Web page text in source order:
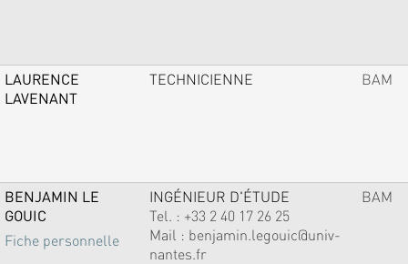
LAURENCE
LAVENANT
TECHNICIENNE BAM
BENJAMIN LE
GOUIC
Fiche personnelle
INGÉNIEUR D'ÉTUDE
Tel. : +33 2 40 17 26 25
Mail : benjamin.legouic@univ-
nantes.fr
BAM